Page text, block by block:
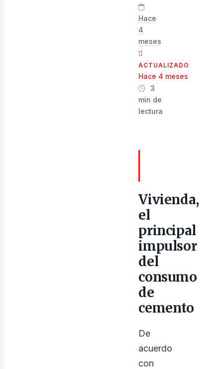
Hace
4
meses
ACTUALIZADO
Hace 4 meses
3
min de
lectura
Vivienda,
el
principal
impulsor
del
consumo
de
cemento
De
acuerdo
con